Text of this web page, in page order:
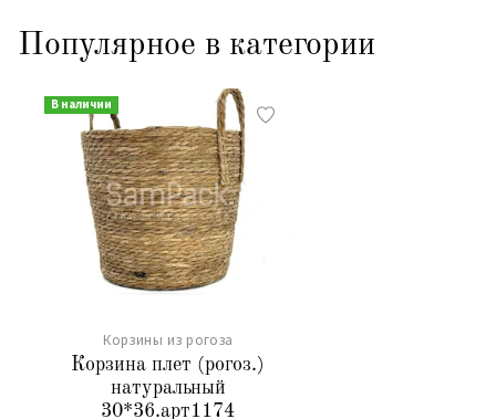
Популярное в категории
В наличии
Корзины из рогоза
Корзина плет (рогоз.)
натуральный
30*36.арт1174